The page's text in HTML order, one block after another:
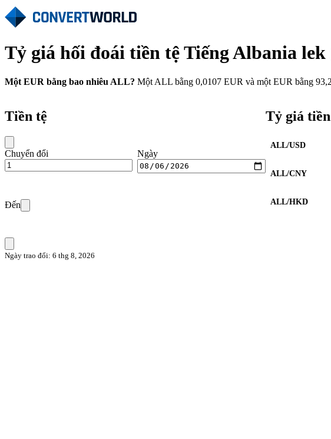
Tỷ giá hối đoái tiền tệ Tiếng Albania
Một EUR bằng bao nhiêu ALL? Một ALL bằng 0,0107 EUR và một EUR bằng
Tiền tệ
Chuyển đổi Ngày
Đến
Ngày trao đổi: 6 thg 8, 2026
Tỷ giá
ALL/USD
ALL/CNY
ALL/HKD